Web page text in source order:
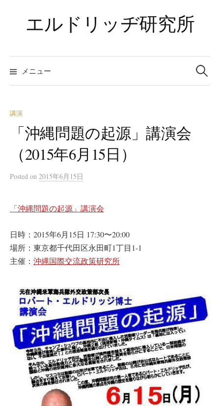
ツ
へ
ス
ッ
エルドリッヂ研究所
メニュー
検
索:
講演
「沖縄問題の起源」講演会
（2015年6月15日）
Posted on 2015年6月15日
「沖縄問題の起源」講演会
日時：2015年6月15日 17:30〜20:00
場所：東京都千代田区永田町1丁目1-1
主催： 沖縄国際交流政策研究所